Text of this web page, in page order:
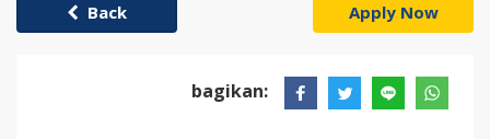
Back Apply Now
bagikan: